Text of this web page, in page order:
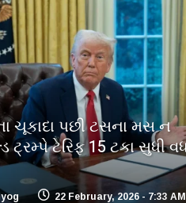
ચૂકાદા પછી ટસના મસ ન
ટ્રમ્પે ટેરિફ 15 ટકા સુધી
22 February, 2026 - 7:33 AM